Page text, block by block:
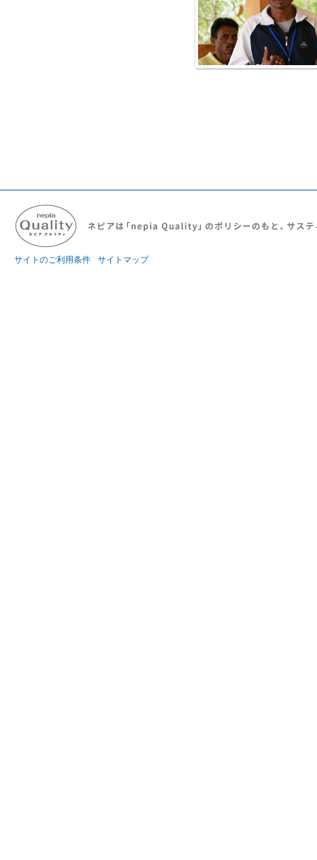
サイトのご利用条件 サイトマップ